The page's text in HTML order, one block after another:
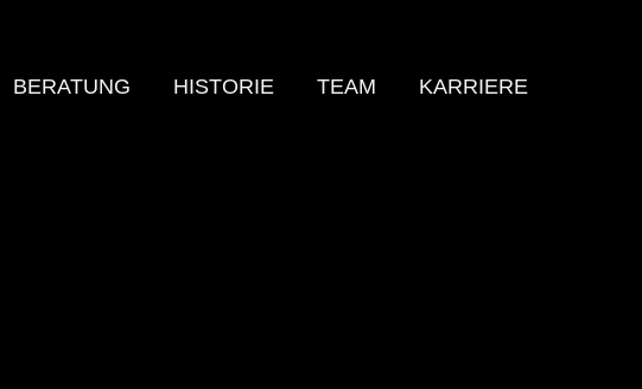
BERATUNG HISTORIE TEAM KARRIERE